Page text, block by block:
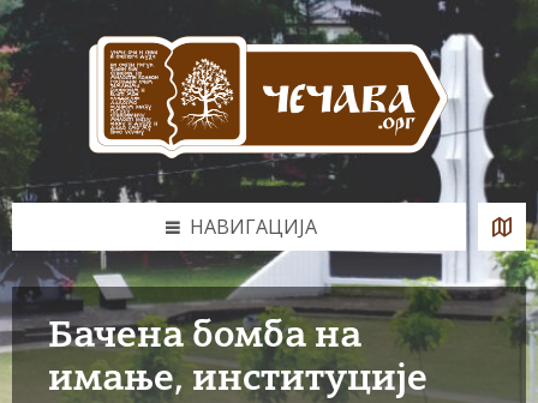
Skip
to
content
Skip
to
left
sidebar
Skip
to
footer
НАВИГАЦИЈА
Бачена бомба на
имање, институције